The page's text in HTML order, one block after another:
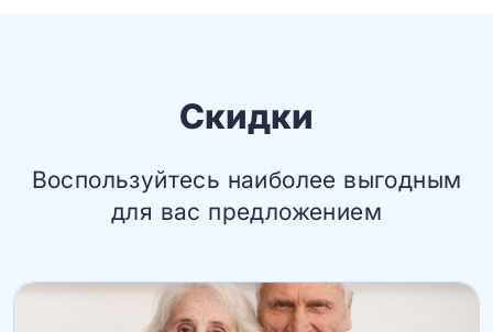
Скидки
Воспользуйтесь наиболее выгодным
для вас предложением